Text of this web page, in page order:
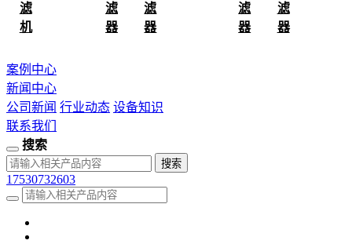
滤
机
滤
器
滤
器
滤
器
滤
器
案例中心
新闻中心
公司新闻 行业动态 设备知识
联系我们
搜索
17530732603